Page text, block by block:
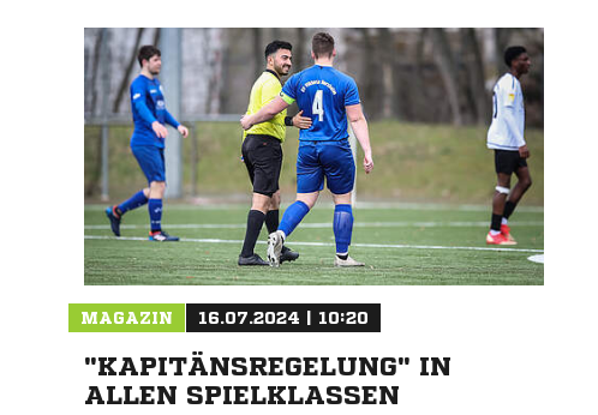
MAGAZIN 16.07.2024 | 10:20
"KAPITÄNSREGELUNG" IN
ALLEN SPIELKLASSEN